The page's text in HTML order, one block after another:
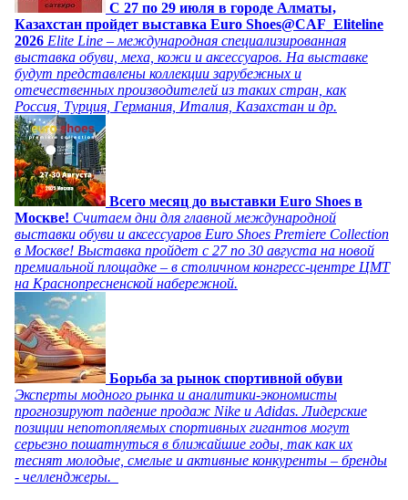
C 27 по 29 июля в городе Алматы,
Казахстан пройдет выставка Euro Shoes@CAF_Eliteline
2026 Elite Line – международная специализированная
выставка обуви, меха, кожи и аксессуаров. На выставке
будут представлены коллекции зарубежных и
отечественных производителей из таких стран, как
Россия, Турция, Германия, Италия, Казахстан и др.
Всего месяц до выставки Euro Shoes в
Москве! Считаем дни для главной международной
выставки обуви и аксессуаров Euro Shoes Premiere Collection
в Москве! Выставка пройдет с 27 по 30 августа на новой
премиальной площадке – в столичном конгресс-центре ЦМТ
на Краснопресненской набережной.
Борьба за рынок спортивной обуви
Эксперты модного рынка и аналитики-экономисты
прогнозируют падение продаж Nike и Adidas. Лидерские
позиции непотопляемых спортивных гигантов могут
серьезно пошатнуться в ближайшие годы, так как их
теснят молодые, смелые и активные конкуренты – бренды
- челленджеры.